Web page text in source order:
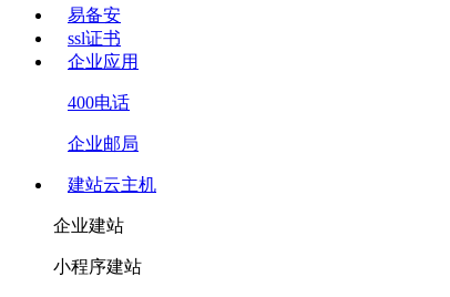
易备安
ssl证书
企业应用
400电话
企业邮局
建站云主机
企业建站
小程序建站